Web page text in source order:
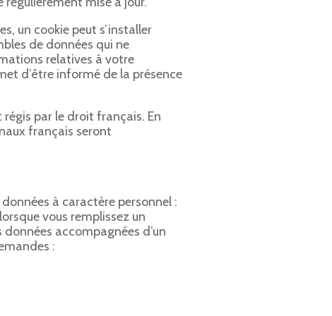
un cookie peut s’installer
de données qui ne
relatives à votre
d’être informé de la présence
par le droit français. En
français seront
à caractère personnel :
vous remplissez un
accompagnées d’un
: